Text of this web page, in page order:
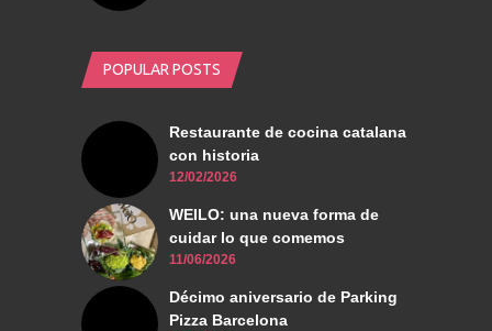
POPULAR POSTS
Restaurante de cocina catalana
con historia
12/02/2026
WEILO: una nueva forma de
cuidar lo que comemos
11/06/2026
Décimo aniversario de Parking
Pizza Barcelona